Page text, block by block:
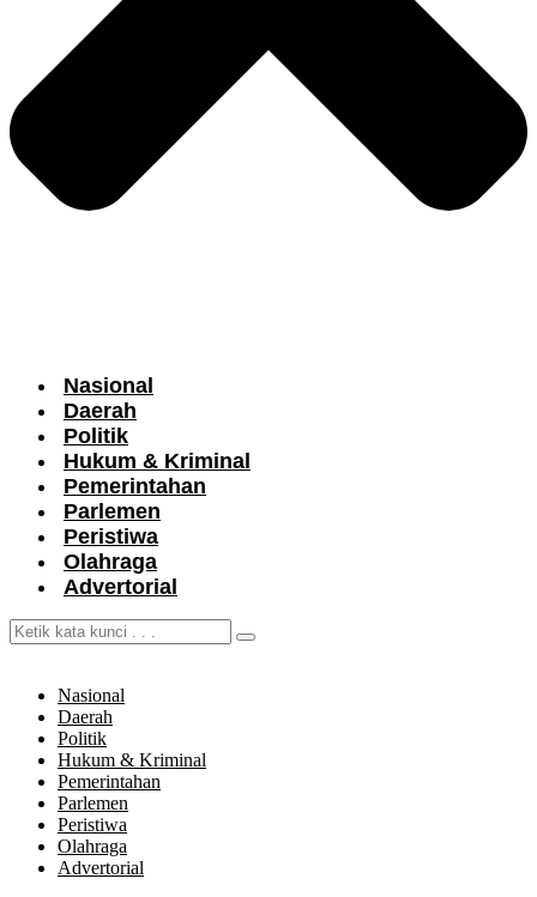
Nasional
Daerah
Politik
Hukum & Kriminal
Pemerintahan
Parlemen
Peristiwa
Olahraga
Advertorial
Nasional
Daerah
Politik
Hukum & Kriminal
Pemerintahan
Parlemen
Peristiwa
Olahraga
Advertorial